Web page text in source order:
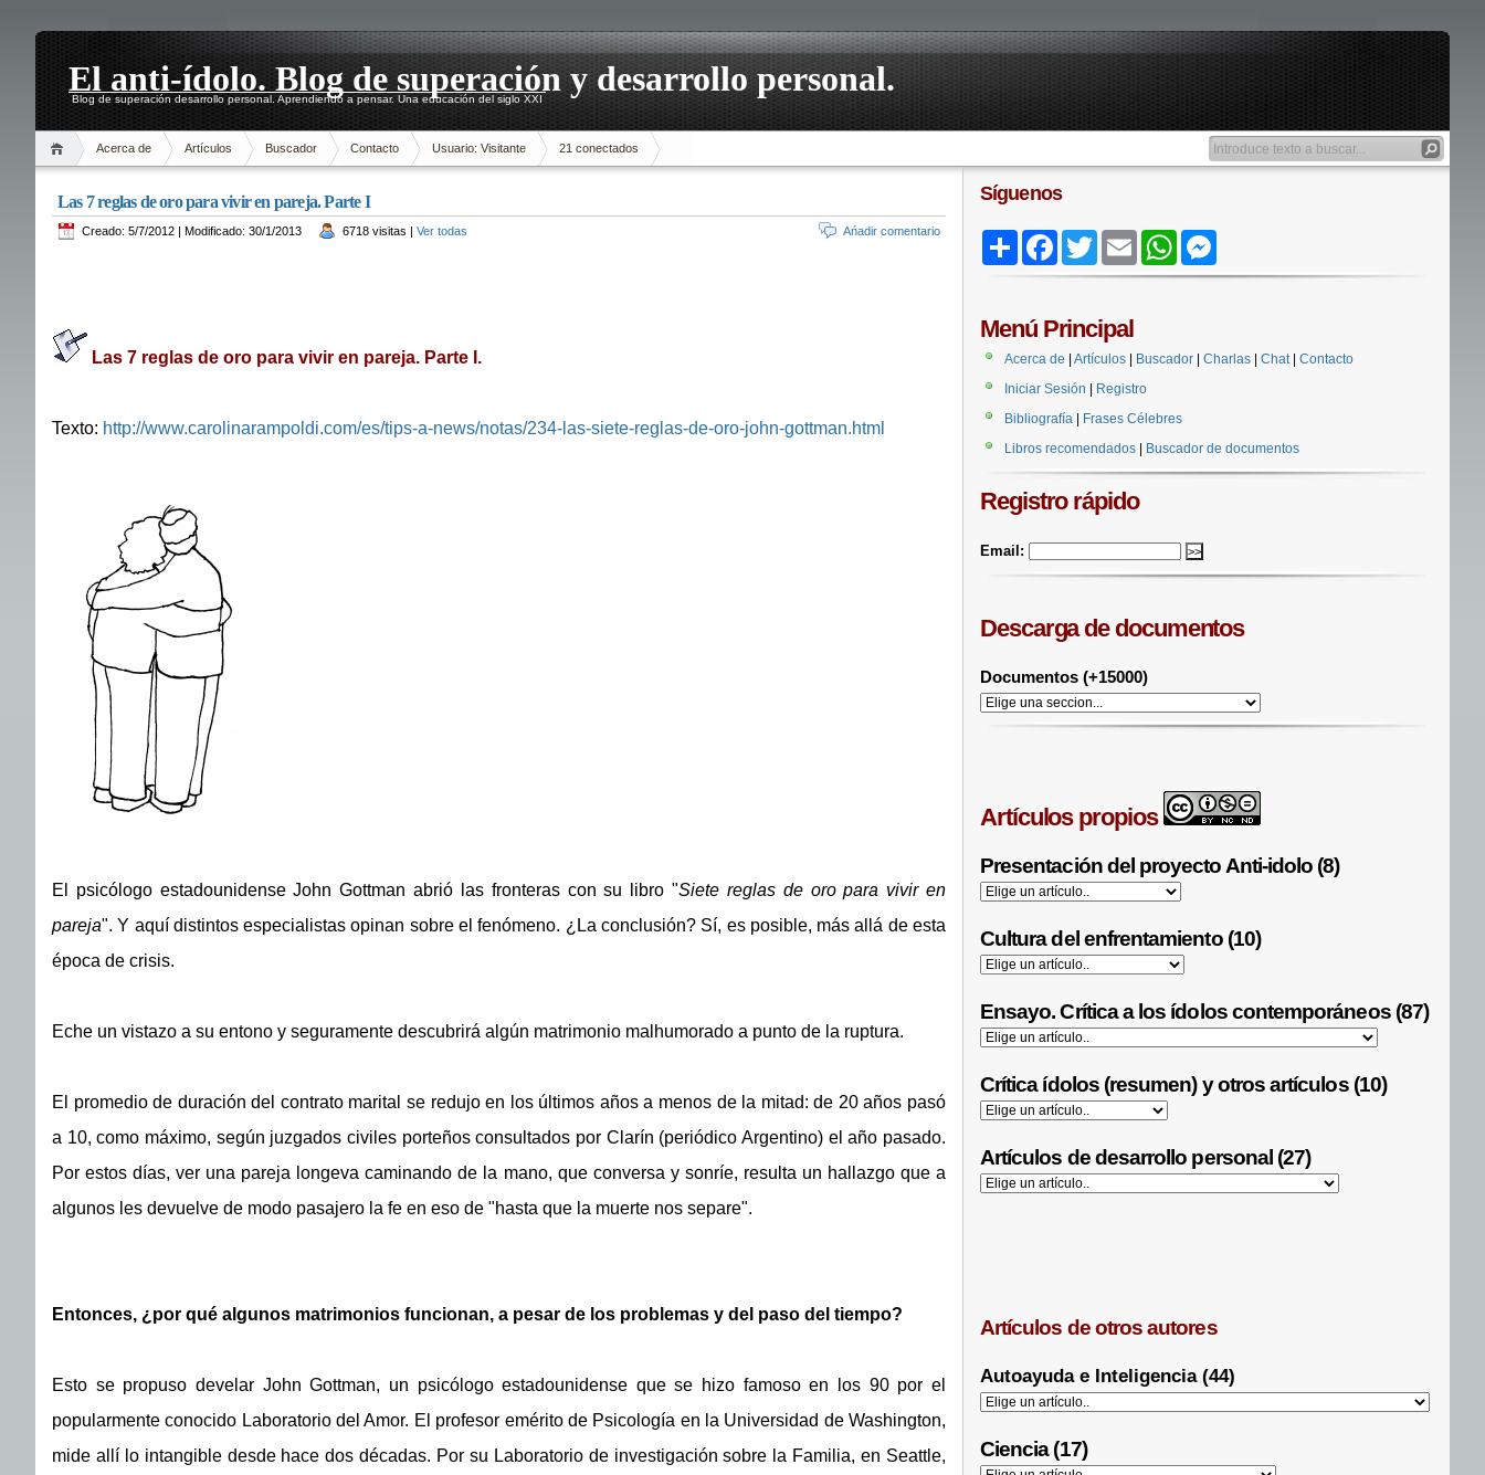
El anti-ídolo. Blog de superación y desarrollo personal.
Blog de superación desarrollo personal. Aprendiendo a pensar. Una educación del siglo XXI
Acerca de Artículos Buscador Contacto Usuario: Visitante 21 conectados
Las 7 reglas de oro para vivir en pareja. Parte I
Creado: 5/7/2012 | Modificado: 30/1/2013 6718 visitas | Ver todas Ańadir comentario
Las 7 reglas de oro para vivir en pareja. Parte I.
Texto: http://www.carolinarampoldi.com/es/tips-a-news/notas/234-las-siete-reglas-de-oro-john-gottman.html
El psicólogo estadounidense John Gottman abrió las fronteras con su libro "Siete reglas de oro para vivir en
pareja". Y aquí distintos especialistas opinan sobre el fenómeno. ¿La conclusión? Sí, es posible, más allá de esta
época de crisis.
Eche un vistazo a su entono y seguramente descubrirá algún matrimonio malhumorado a punto de la ruptura.
El promedio de duración del contrato marital se redujo en los últimos años a menos de la mitad: de 20 años pasó
a 10, como máximo, según juzgados civiles porteños consultados por Clarín (periódico Argentino) el año pasado.
Por estos días, ver una pareja longeva caminando de la mano, que conversa y sonríe, resulta un hallazgo que a
algunos les devuelve de modo pasajero la fe en eso de "hasta que la muerte nos separe".
Entonces, ¿por qué algunos matrimonios funcionan, a pesar de los problemas y del paso del tiempo?
Esto se propuso develar John Gottman, un psicólogo estadounidense que se hizo famoso en los 90 por el
popularmente conocido Laboratorio del Amor. El profesor emérito de Psicología en la Universidad de Washington,
mide allí lo intangible desde hace dos décadas. Por su Laboratorio de investigación sobre la Familia, en Seattle,
Síguenos
Share FacebookTwitter Email WhatsApp
Menú Principal
Acerca de Artículos Buscador Charlas Chat| Contacto
Iniciar Sesión
Registro
Bibliografía
Frases Célebres
Libros recomendados
Buscador de documentos
Registro rápido
Email:
Descarga de documentos
Documentos (+15000)
Artículos propios
Presentación del proyecto Anti-idolo (8)
Cultura del enfrentamiento (10)
Ensayo. Crítica a los ídolos contemporáneos (87)
Crítica ídolos (resumen) y otros artículos (10)
Artículos de desarrollo personal (27)
Artículos de otros autores
Autoayuda e Inteligencia (44)
Ciencia (17)